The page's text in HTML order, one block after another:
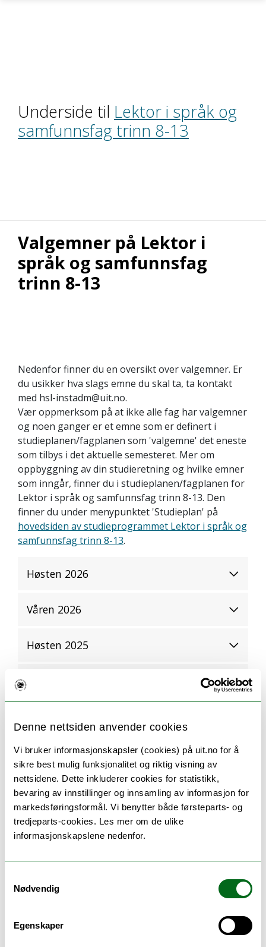
Denne nettsiden anvender cookies
Vi bruker informasjonskapsler (cookies) på uit.no for å
sikre best mulig funksjonalitet og riktig visning av
nettsidene. Dette inkluderer cookies for statistikk,
bevaring av innstillinger og innsamling av informasjon for
markedsføringsformål. Vi benytter både førsteparts- og
tredjeparts-cookies. Les mer om de ulike
informasjonskapslene nedenfor.
Nødvendig
Egenskaper
Underside til Lektor i språk og
samfunnsfag trinn 8-13
Valgemner på Lektor i
språk og samfunnsfag
trinn 8-13
Nedenfor finner du en oversikt over valgemner. Er
du usikker hva slags emne du skal ta, ta kontakt
med hsl-instadm@uit.no.
Vær oppmerksom på at ikke alle fag har valgemner
og noen ganger er et emne som er definert i
studieplanen/fagplanen som 'valgemne' det eneste
som tilbys i det aktuelle semesteret. Mer om
oppbyggning av din studieretning og hvilke emner
som inngår, finner du i studieplanen/fagplanen for
Lektor i språk og samfunnsfag trinn 8-13. Den
finner du under menypunktet 'Studieplan' på
hovedsiden av studieprogrammet Lektor i språk og
samfunnsfag trinn 8-13.
Høsten 2026
Våren 2026
Høsten 2025
Høsten 2024
Våren 2024
Høsten 2023
Våren 2023
Høsten 2022
Våren 2022